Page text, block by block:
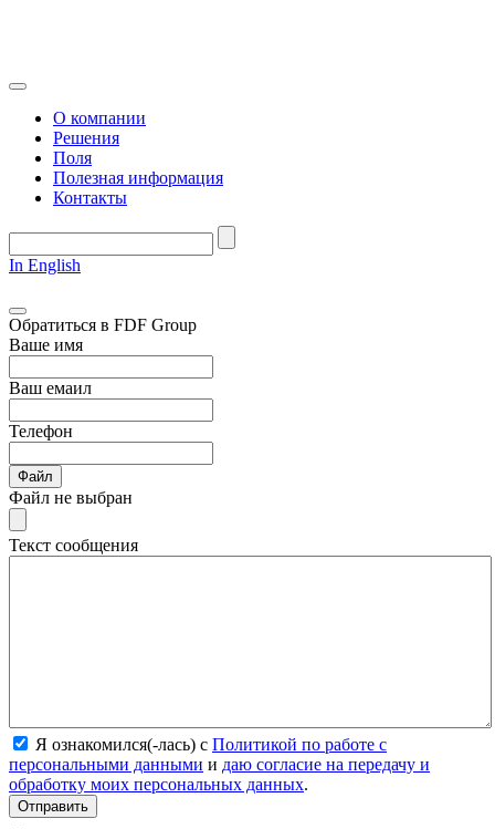
О компании
Решения
Поля
Полезная информация
Контакты
In English
Обратиться в FDF Group
Ваше имя
Ваш емаил
Телефон
Файл
Файл не выбран
Текст сообщения
Я ознакомился(-лась) с Политикой по работе с
персональными данными и даю согласие на передачу и
обработку моих персональных данных.